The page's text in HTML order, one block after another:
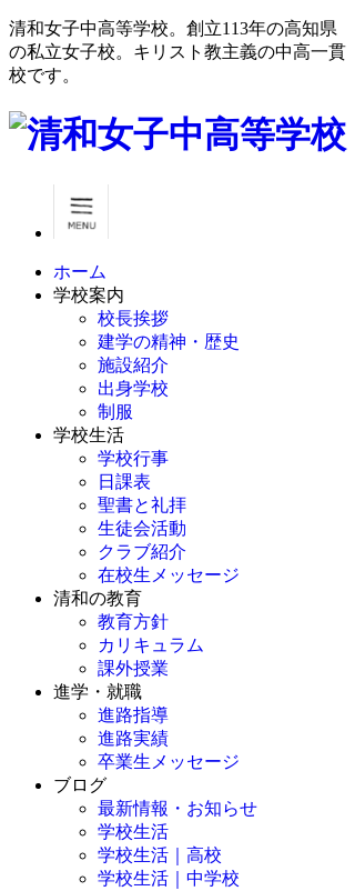
清和女子中高等学校。創立113年の高知県
の私立女子校。キリスト教主義の中高一貫
校です。
ホーム
学校案内
校長挨拶
建学の精神・歴史
施設紹介
出身学校
制服
学校生活
学校行事
日課表
聖書と礼拝
生徒会活動
クラブ紹介
在校生メッセージ
清和の教育
教育方針
カリキュラム
課外授業
進学・就職
進路指導
進路実績
卒業生メッセージ
ブログ
最新情報・お知らせ
学校生活
学校生活｜高校
学校生活｜中学校